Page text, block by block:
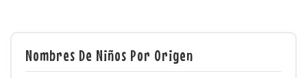
Nombres De Niños Por Origen